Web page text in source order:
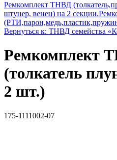
Ремкомплект ТНВД
штуцер, венец) на 2 секции.
Вернуться к: ТНВД семейства
Ремкомплект
(толкатель
2 шт.)
175-1111002-07